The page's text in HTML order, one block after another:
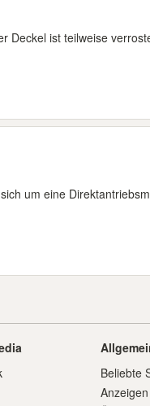
Deckel ist teilweise
um eine
Beliebte